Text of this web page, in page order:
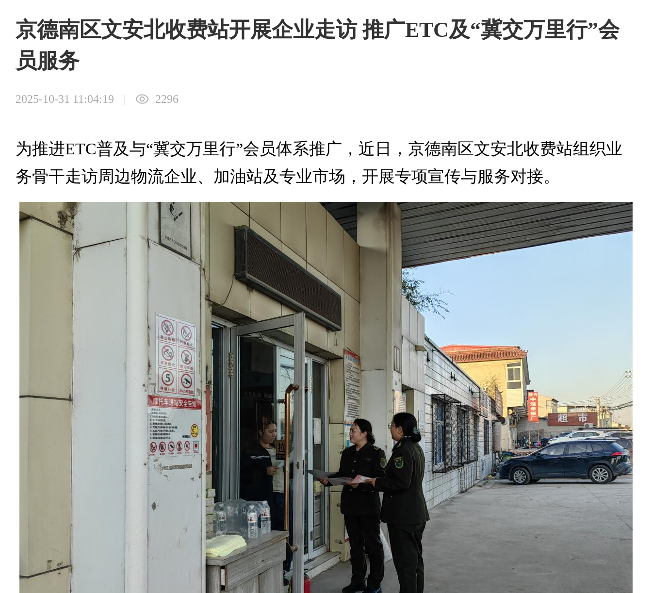
京德南区文安北收费站开展企业走访 推广ETC及“冀交万里行”会
员服务
2025-10-31 11:04:19 | 2296
为推进ETC普及与“冀交万里行”会员体系推广，近日，京德南区文安北收费站组织业
务骨干走访周边物流企业、加油站及专业市场，开展专项宣传与服务对接。